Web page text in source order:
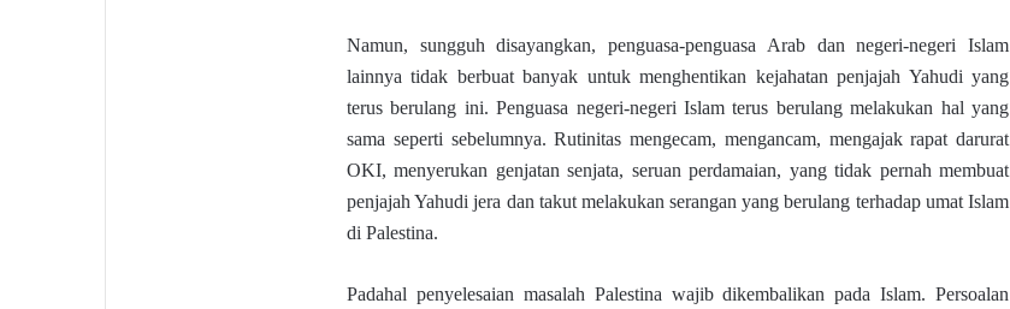
Namun, sungguh disayangkan, penguasa-penguasa Arab dan negeri-negeri Islam
lainnya tidak berbuat banyak untuk menghentikan kejahatan penjajah Yahudi yang
terus berulang ini. Penguasa negeri-negeri Islam terus berulang melakukan hal yang
sama seperti sebelumnya. Rutinitas mengecam, mengancam, mengajak rapat darurat
OKI, menyerukan genjatan senjata, seruan perdamaian, yang tidak pernah membuat
penjajah Yahudi jera dan takut melakukan serangan yang berulang terhadap umat Islam
di Palestina.
Padahal penyelesaian masalah Palestina wajib dikembalikan pada Islam. Persoalan